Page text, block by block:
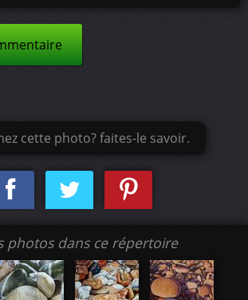
cette photo? faites-le savoir.
photos dans ce répertoire